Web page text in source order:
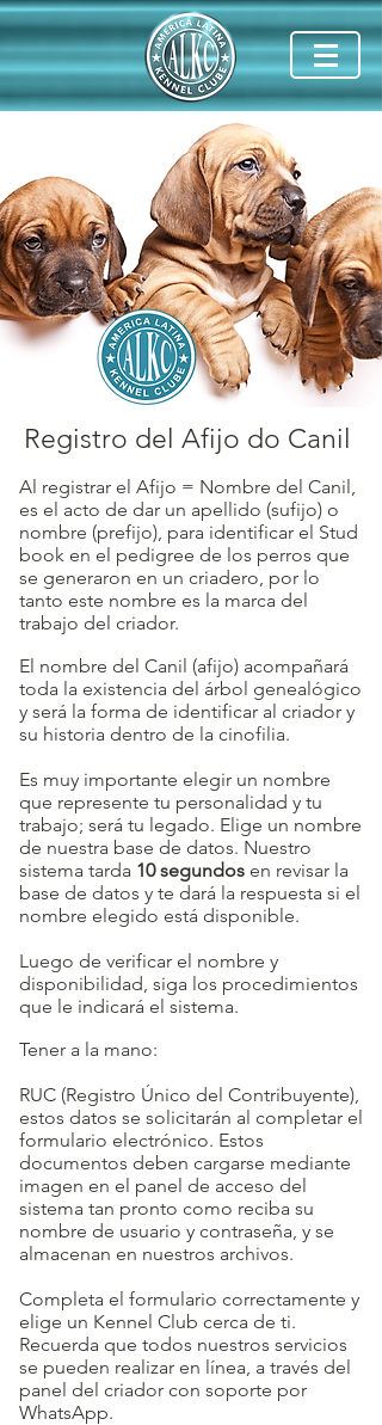
Registro del Afijo do Canil
Al registrar el Afijo = Nombre del Canil,
es el acto de dar un apellido (sufijo) o
nombre (prefijo), para identificar el Stud
book en el pedigree de los perros que
se generaron en un criadero, por lo
tanto este nombre es la marca del
trabajo del criador.
El nombre del Canil (afijo) acompañará
toda la existencia del árbol genealógico
y será la forma de identificar al criador y
su historia dentro de la cinofilia.
Es muy importante elegir un nombre
que represente tu personalidad y tu
trabajo; será tu legado. Elige un nombre
de nuestra base de datos. Nuestro
sistema tarda 10 segundos en revisar la
base de datos y te dará la respuesta si el
nombre elegido está disponible.
Luego de verificar el nombre y
disponibilidad, siga los procedimientos
que le indicará el sistema.
Tener a la mano:
RUC (Registro Único del Contribuyente),
estos datos se solicitarán al completar el
formulario electrónico. Estos
documentos deben cargarse mediante
imagen en el panel de acceso del
sistema tan pronto como reciba su
nombre de usuario y contraseña, y se
almacenan en nuestros archivos.
Completa el formulario correctamente y
elige un Kennel Club cerca de ti.
Recuerda que todos nuestros servicios
se pueden realizar en línea, a través del
panel del criador con soporte por
WhatsApp.